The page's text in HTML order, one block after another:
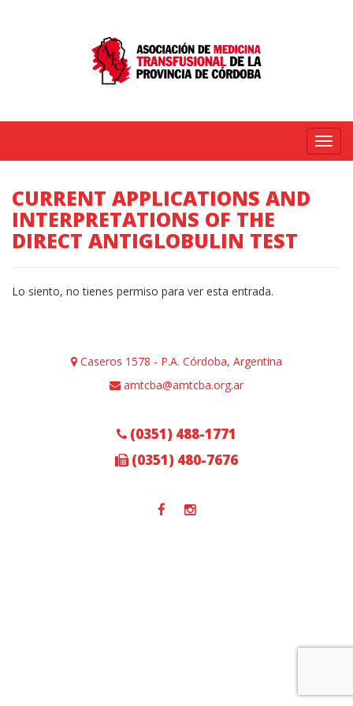
Menú
CURRENT APPLICATIONS AND
INTERPRETATIONS OF THE
DIRECT ANTIGLOBULIN TEST
Lo siento, no tienes permiso para ver esta entrada.
Caseros 1578 - P.A. Córdoba, Argentina
amtcba@amtcba.org.ar
(0351) 488-1771
(0351) 480-7676